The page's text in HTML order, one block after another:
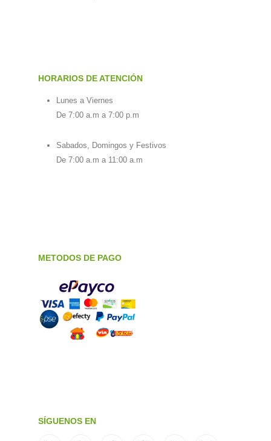
HORARIOS DE ATENCIÓN
Lunes a Viernes
De 7:00 a.m a 7:00 p.m
Sabados, Domingos y Festivos
De 7:00 a.m a 11:00 a.m
METODOS DE PAGO
SÍGUENOS EN